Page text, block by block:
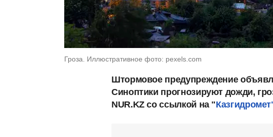
Гроза. Иллюстративное фото: pexels.com
Штормовое предупреждение
Синоптики прогнозируют дожди,
NUR.KZ со ссылкой на "